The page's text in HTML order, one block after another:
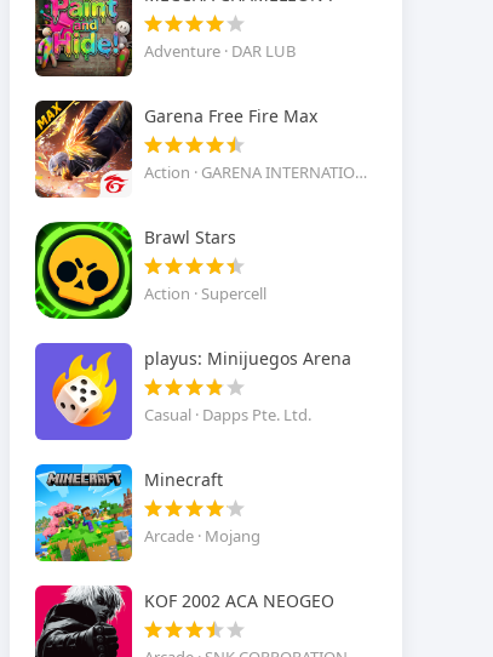
Adventure · DAR LUB
Garena Free Fire Max
Action · GARENA INTERNATIONAL I
Brawl Stars
Action · Supercell
playus: Minijuegos Arena
Casual · Dapps Pte. Ltd.
Minecraft
Arcade · Mojang
KOF 2002 ACA NEOGEO